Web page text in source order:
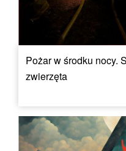
Pożar w środku nocy.
zwierzęta